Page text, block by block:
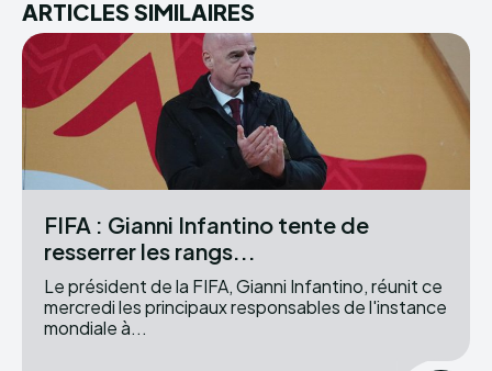
ARTICLES SIMILAIRES
FIFA : Gianni Infantino tente de
resserrer les rangs...
Le président de la FIFA, Gianni Infantino, réunit ce
mercredi les principaux responsables de l'instance
mondiale à...